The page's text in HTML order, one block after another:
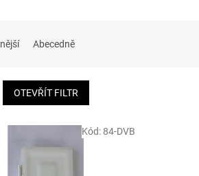
Abecedně
OTEVŘÍT FILTR
Kód: 84-DVB